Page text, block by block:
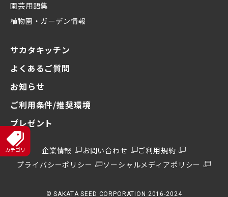
園芸用語集
植物園・ガーデン情報
サカタキッチン
よくあるご質問
お知らせ
ご利用条件/推奨環境
プレゼント
企業情報 お問い合わせ
ご利用規約
プライバシーポリシー
ソーシャルメディアポリシー
© SAKATA SEED CORPORATION 2016-2024